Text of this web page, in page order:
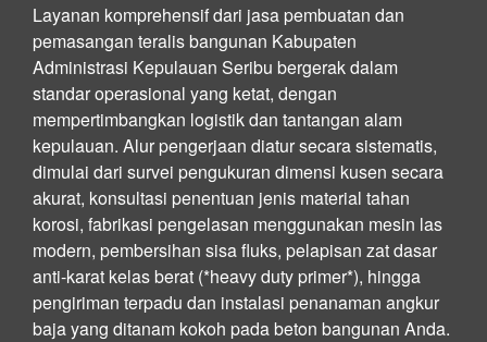
Layanan komprehensif dari jasa pembuatan dan
pemasangan teralis bangunan Kabupaten
Administrasi Kepulauan Seribu bergerak dalam
standar operasional yang ketat, dengan
mempertimbangkan logistik dan tantangan alam
kepulauan. Alur pengerjaan diatur secara sistematis,
dimulai dari survei pengukuran dimensi kusen secara
akurat, konsultasi penentuan jenis material tahan
korosi, fabrikasi pengelasan menggunakan mesin las
modern, pembersihan sisa fluks, pelapisan zat dasar
anti-karat kelas berat (*heavy duty primer*), hingga
pengiriman terpadu dan instalasi penanaman angkur
baja yang ditanam kokoh pada beton bangunan Anda.